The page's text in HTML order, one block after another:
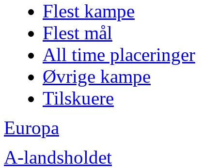
Flest kampe
Flest mål
All time placeringer
Øvrige kampe
Tilskuere
Europa
A-landsholdet